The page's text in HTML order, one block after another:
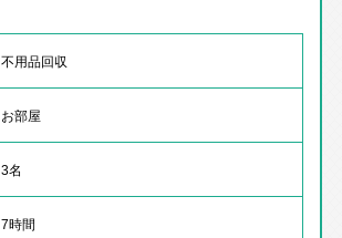
不用品回収
お部屋
3名
7時間